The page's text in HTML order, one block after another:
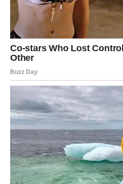
Sudbina sada vraća ono što
Rakovi ulaze u period snažnih
neke to znači pomirenje koje
nova ljubav koja dolazi potpuno
osećajem da je „to to“.
Biće trenutaka koji deluju kao
Slučajni susreti, poruke u
izgledaju kao savršeno
Rakovi će imati osećaj da ih